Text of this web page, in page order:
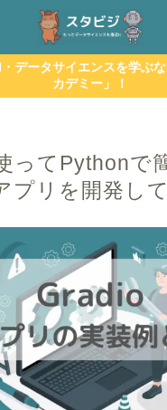
データサイエンスを学ぶ
カデミー」！
ってPythonで
プリを開発し